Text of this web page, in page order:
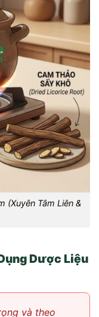
(Xuyên Tâm Liên &
Dược Liệu
và theo